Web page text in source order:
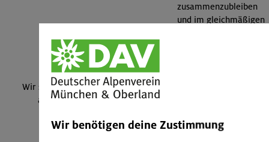
zusammenzubleiben
und im gleichmäßigen
Wir sind umgezogen. Bitte neue Internetseite für Termine
aufrufen:
https://www.alpenverein-muenchen-
Wir benötigen deine Zustimmung